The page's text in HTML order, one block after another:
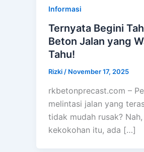
Informasi
Ternyata Begini
Beton Jalan yang
Tahu!
Rizki/ November 17, 2025
rkbetonprecast.com –
melintasi jalan yang
tidak mudah rusak?
kekokohan itu, ada […]